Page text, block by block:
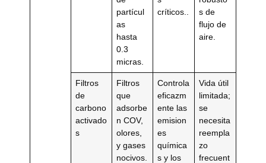
partícul
as
hasta
0.3
micras.
críticos..
s de
flujo de
aire.
Filtros
de
carbono
activado
s
Filtros
que
adsorbe
n COV,
olores,
y gases
nocivos.
Controla
eficazm
ente las
emision
es
química
s y los
Vida útil
limitada;
se
necesita
reempla
zo
frecuent